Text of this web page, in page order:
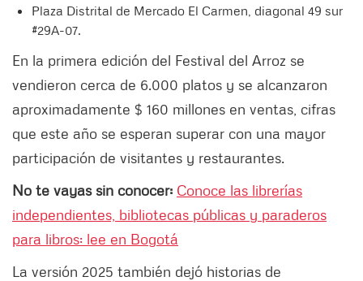
Plaza Distrital de Mercado El Carmen, diagonal 49 sur
#29A-07.
En la primera edición del Festival del Arroz se
vendieron cerca de 6.000 platos y se alcanzaron
aproximadamente $ 160 millones en ventas, cifras
que este año se esperan superar con una mayor
participación de visitantes y restaurantes.
No te vayas sin conocer: Conoce las librerías
independientes, bibliotecas públicas y paraderos
para libros: lee en Bogotá
La versión 2025 también dejó historias de